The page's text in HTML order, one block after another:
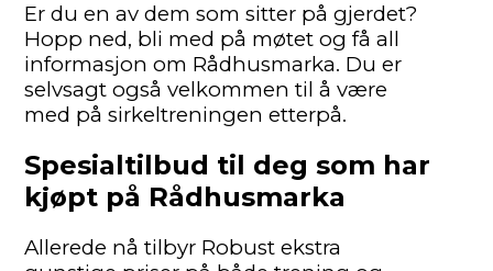
Er du en av dem som sitter på gjerdet?
Hopp ned, bli med på møtet og få all
informasjon om Rådhusmarka. Du er
selvsagt også velkommen til å være
med på sirkeltreningen etterpå.
Spesialtilbud til deg som har
kjøpt på Rådhusmarka
Allerede nå tilbyr Robust ekstra